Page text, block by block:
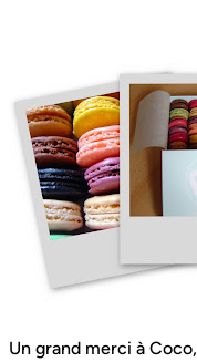
Un grand merci à